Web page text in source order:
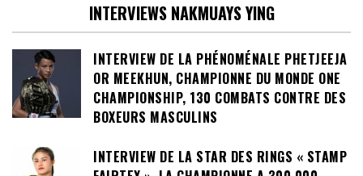
INTERVIEWS NAKMUAYS YING
INTERVIEW DE LA PHÉNOMÉNALE PHETJEEJA
OR MEEKHUN, CHAMPIONNE DU MONDE ONE
CHAMPIONSHIP, 130 COMBATS CONTRE DES
BOXEURS MASCULINS
INTERVIEW DE LA STAR DES RINGS « STAMP